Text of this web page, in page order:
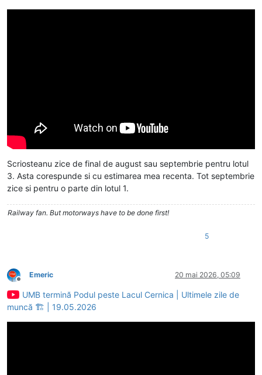
Scriosteanu zice de final de august sau septembrie pentru lotul
3. Asta corespunde si cu estimarea mea recenta. Tot septembrie
zice si pentru o parte din lotul 1.
Railway fan. But motorways have to be done first!
5
Deconectat
Emeric 20 mai 2026, 05:09
UMB termină Podul peste Lacul Cernica | Ultimele zile de
muncă 🏗️ | 19.05.2026